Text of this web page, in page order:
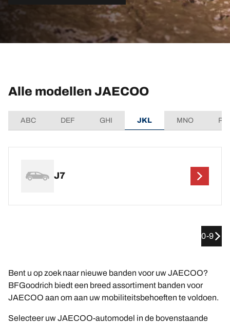
Alle modellen JAECOO
ABC DEF GHI JKL MNO
J7
0-9
Bent u op zoek naar nieuwe banden voor uw JAECOO?
BFGoodrich biedt een breed assortiment banden voor
JAECOO aan om aan uw mobiliteitsbehoeften te voldoen.
Selecteer uw JAECOO-automodel in de bovenstaande